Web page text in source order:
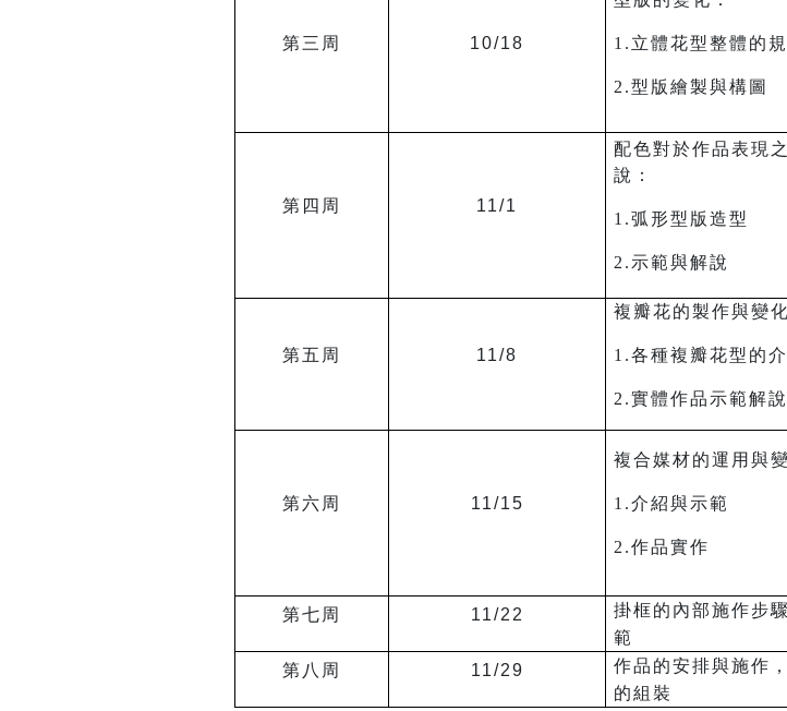
第三周 10/18 1.立體花型整體的
2.型版繪製與構圖
第四周 11/1
配色對於作品表現
說：
1.弧形型版造型
2.示範與解說
第五周 11/8
複瓣花的製作與變化
1.各種複瓣花型的
2.實體作品示範解說
第六周 11/15
複合媒材的運用與變
1.介紹與示範
2.作品實作
第七周 11/22
掛框的內部施作步
範
第八周 11/29
作品的安排與施作
的組裝